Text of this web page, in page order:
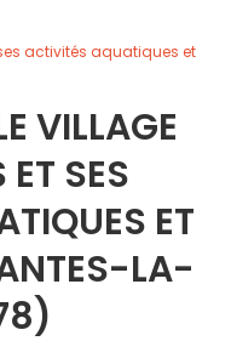
activités aquatiques et
VILLAGE
ET SES
ET
LA-